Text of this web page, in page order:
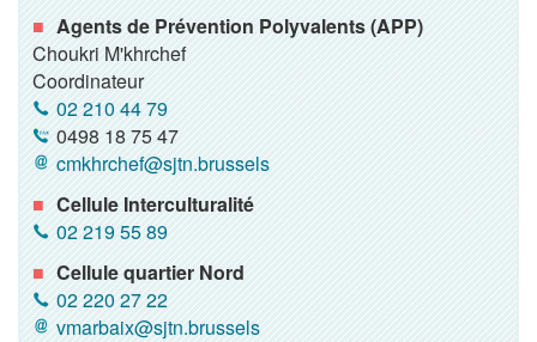
Agents de Prévention Polyvalents (APP)
Choukri M'khrchef
Coordinateur
02 210 44 79
0498 18 75 47
cmkhrchef@sjtn.brussels
Cellule Interculturalité
02 219 55 89
Cellule quartier Nord
02 220 27 22
vmarbaix@sjtn.brussels